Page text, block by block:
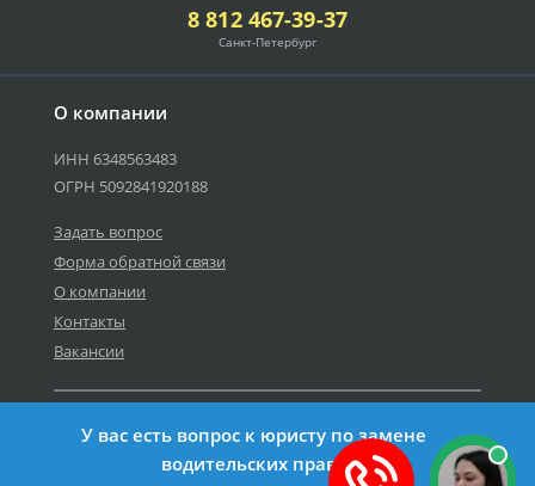
О компании
ИНН 6348563483
ОГРН 5092841920188
Задать вопрос
Форма обратной связи
О компании
Контакты
Вакансии
Карта сайта
Политика персональных данных
8 812 467-39-37
Санкт-Петербург
У вас есть вопрос к юристу по замене
водительских прав?